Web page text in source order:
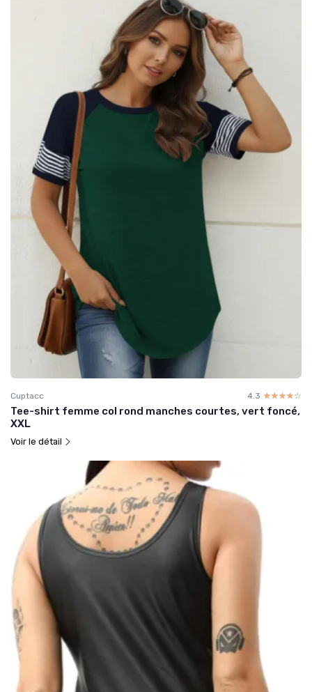
Cuptacc 4.3 ☆☆☆☆☆
★★★★★
Tee-shirt femme col rond manches courtes, vert foncé,
XXL
Voir le détail